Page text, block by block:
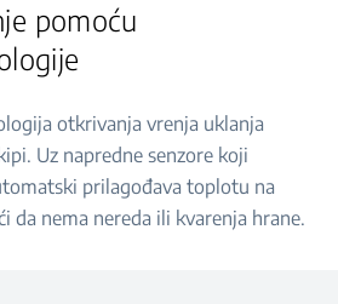
pomoću
otkrivanja vrenja uklanja
Uz napredne senzore koji
prilagođava toplotu na
da nema nereda ili kvarenja hrane.